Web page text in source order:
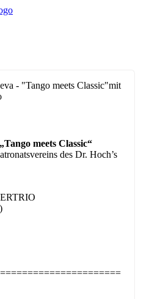
- "Tango meets Classic"mit
meets Classic“
des Dr. Hoch’s